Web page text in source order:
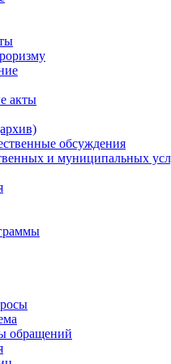
акты
обсуждения
и муниципальных
обращений